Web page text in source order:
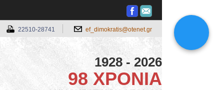
22510-28741 ef_dimokratis@otenet.gr
1928 - 2026
98 ΧΡΟΝΙΑ